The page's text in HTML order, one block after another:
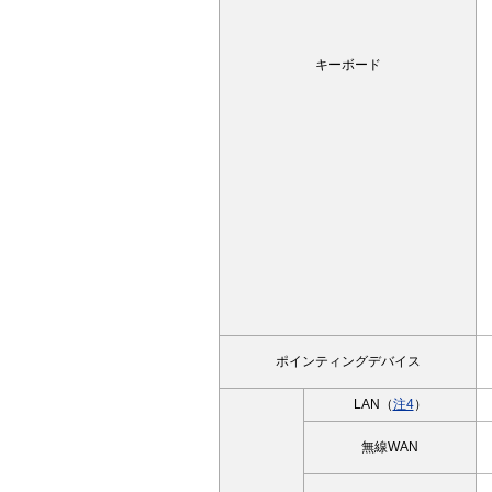
キーボード
ポインティングデバイス
LAN（注4）
無線WAN